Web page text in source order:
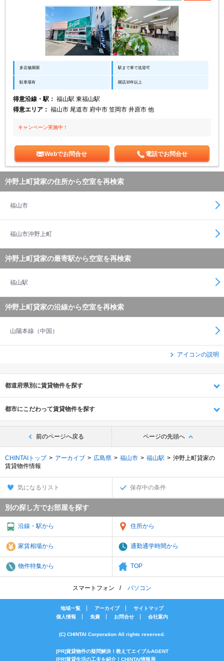
多店舗展開 駅まで車で送迎可
駐車場有 開店10年以上
得意沿線・駅： 福山駅 東福山駅
得意エリア： 福山市 尾道市 府中市 笠岡市 井原市 他
キャンペーン実施中！
Webでお問合せ 電話でお問合せ
沖野上町貸家の住所から空室を再検索
福山市
福山市沖野上町
沖野上町貸家の最寄駅から空室を再検索
福山駅
沖野上町貸家の沿線から空室を再検索
山陽本線（中国）
アイコンの説明
都道府県別に賃貸物件を探す
都市にこだわって賃貸物件を探す
前のページへ戻る ページの先頭へ
CHINTAIトップ アーカイブ 広島県 福山市 福山駅
沖野上町貸家の
賃貸物件情報
気になるリスト 保存中の条件
別の探し方でお部屋を探す
沿線・駅から 住所から
家賃相場から 通勤通学時間から
物件特集から TOP
スマートフォン パソコン
地域一覧 アーカイブ
サイトマップ
個人情報
免責 お問合せ 会社案内
(C) CHINTAI Corporation All rights reserved.
[PR]賃貸物件の疑問解決！教えてエイブルAGENT
[PR]賃貸生活の工夫を紹介！CHINTAI情報局